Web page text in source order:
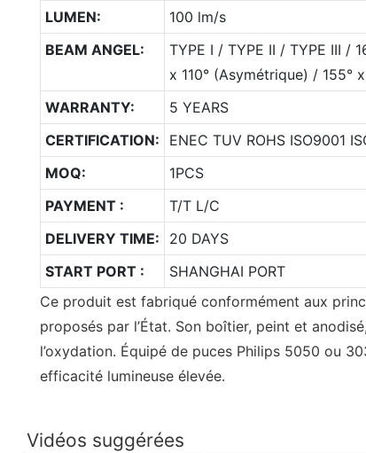
LUMEN:
100 lm/s
BEAM ANGEL:
TYPE I / TYPE II / TYPE III /
x 110° (Asymétrique) / 155°
WARRANTY:
5 YEARS
CERTIFICATION:
ENEC TUV ROHS ISO9001
MOQ:
1PCS
PAYMENT :
T/T L/C
DELIVERY TIME:
20 DAYS
START PORT :
SHANGHAI PORT
Ce produit est fabriqué conformément aux
proposés par l’État. Son boîtier, peint et
l’oxydation. Équipé de puces Philips 5050 ou
efficacité lumineuse élevée.
Vidéos suggérées